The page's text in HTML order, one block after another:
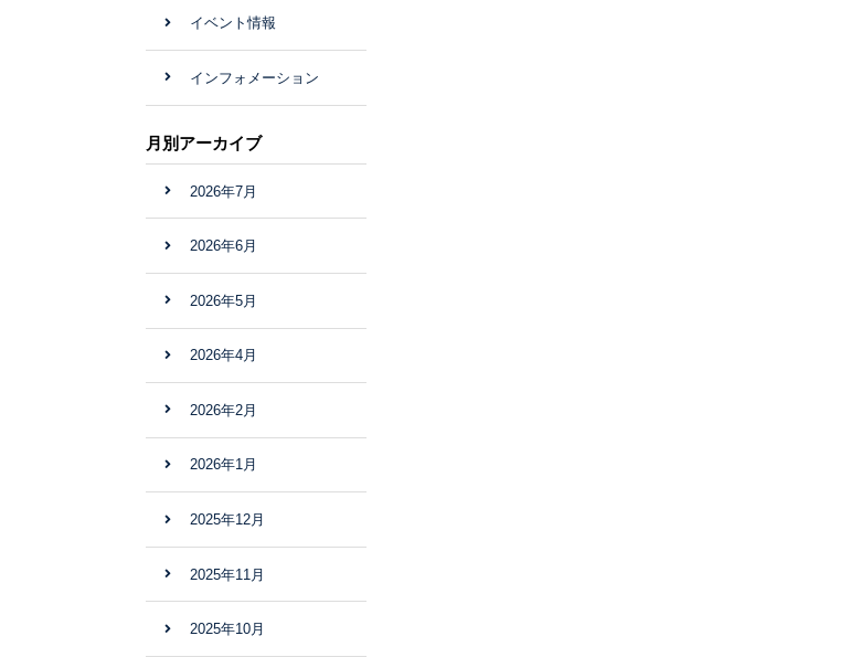
イベント情報
インフォメーション
月別アーカイブ
2026年7月
2026年6月
2026年5月
2026年4月
2026年2月
2026年1月
2025年12月
2025年11月
2025年10月